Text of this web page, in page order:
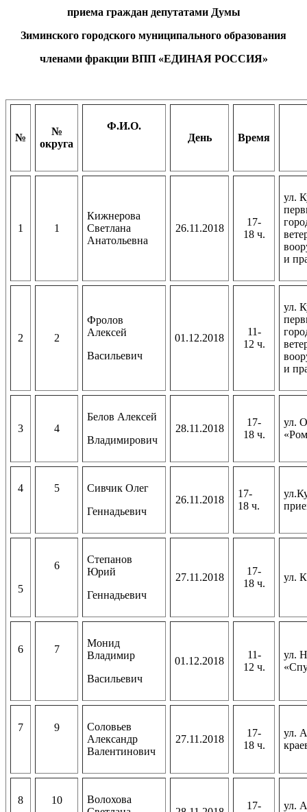
приема граждан депутатами Думы
Зиминского городского муниципального образования
членами фракции ВПП «ЕДИНАЯ РОССИЯ»
№
№
округа
Ф.И.О.
День
Время
1 1
Кижнерова
Светлана
Анатольевна
26.11.2018
17-
18 ч.
ул.
и
2 2
Фролов
Алексей
Васильевич
01.12.2018
11-
12 ч.
ул.
и
3 4
Белов Алексей
Владимирович
28.11.2018
17-
18 ч.
ул.
4 5
Сивчик Олег
Геннадьевич
26.11.2018
17-
18 ч.
5
6
Степанов
Юрий
Геннадьевич
27.11.2018
17-
18 ч.
ул.
6 7
Монид
Владимир
Васильевич
01.12.2018
11-
12 ч.
ул.
7 9
Соловьев
Александр
Валентинович
27.11.2018
17-
18 ч.
ул.
8 10
Волохова
17-
ул.